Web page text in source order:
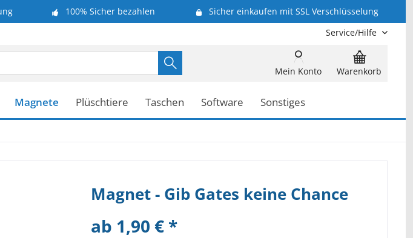
100% Sicher bezahlen
Sicher einkaufen mit SSL Verschlüsselung
Service/Hilfe
Warenkorb
Mein Konto
Magnete Plüschtiere Taschen Software Sonstiges
Magnet - Gib Gates keine Chance
ab 1,90 € *